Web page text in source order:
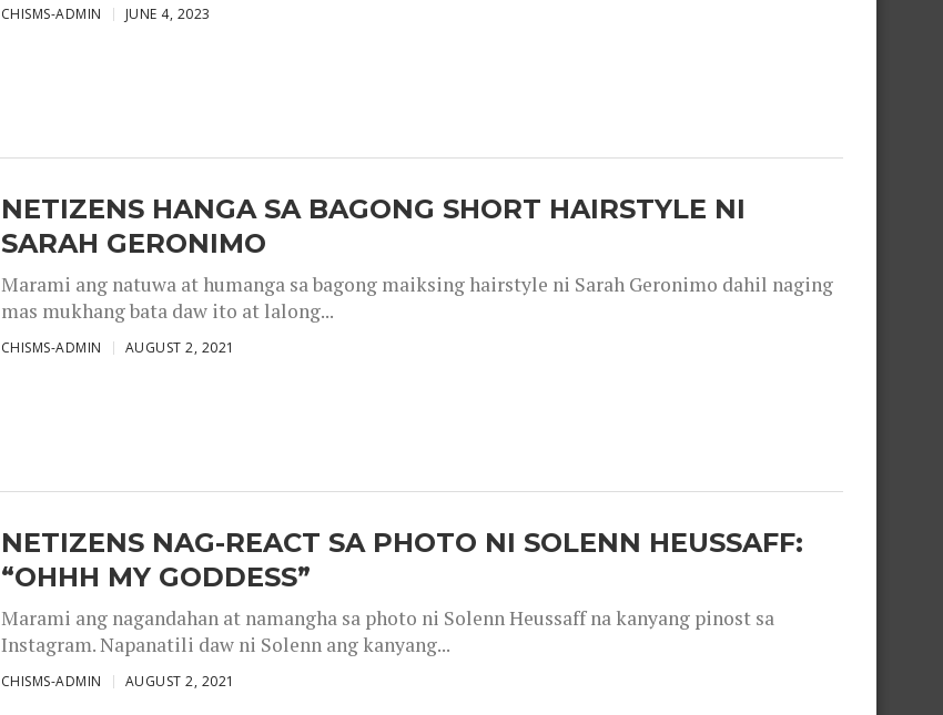
CHISMS-ADMIN JUNE 4, 2023
NETIZENS HANGA SA BAGONG SHORT HAIRSTYLE NI
SARAH GERONIMO
Marami ang natuwa at humanga sa bagong maiksing hairstyle ni Sarah Geronimo dahil naging
mas mukhang bata daw ito at lalong...
CHISMS-ADMIN AUGUST 2, 2021
NETIZENS NAG-REACT SA PHOTO NI SOLENN HEUSSAFF:
“OHHH MY GODDESS”
Marami ang nagandahan at namangha sa photo ni Solenn Heussaff na kanyang pinost sa
Instagram. Napanatili daw ni Solenn ang kanyang...
CHISMS-ADMIN AUGUST 2, 2021